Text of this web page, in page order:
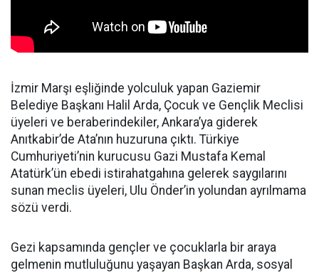
İzmir Marşı eşliğinde yolculuk yapan Gaziemir
Belediye Başkanı Halil Arda, Çocuk ve Gençlik Meclisi
üyeleri ve beraberindekiler, Ankara’ya giderek
Anıtkabir’de Ata’nın huzuruna çıktı. Türkiye
Cumhuriyeti’nin kurucusu Gazi Mustafa Kemal
Atatürk’ün ebedi istirahatgahına gelerek saygılarını
sunan meclis üyeleri, Ulu Önder’in yolundan ayrılmama
sözü verdi.
Gezi kapsamında gençler ve çocuklarla bir araya
gelmenin mutluluğunu yaşayan Başkan Arda, sosyal